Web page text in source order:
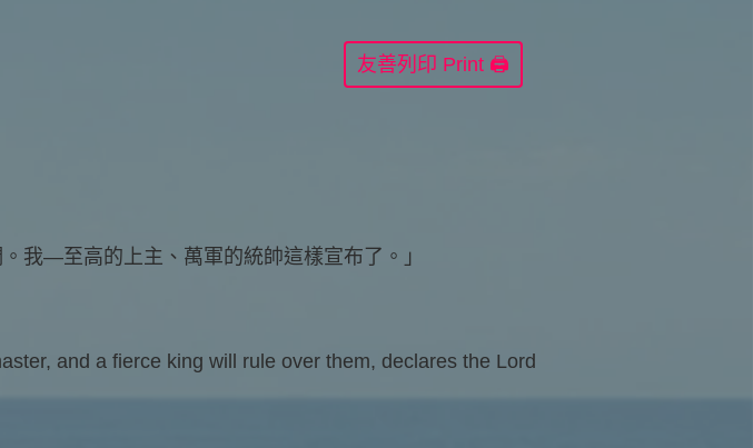
Print 🖨
我—至高的上主、萬軍的統帥這樣宣布了。」
and a fierce king will rule over them, declares the Lord